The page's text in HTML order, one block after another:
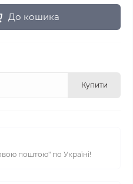
До кошика
Купити
поштою" по Україні!